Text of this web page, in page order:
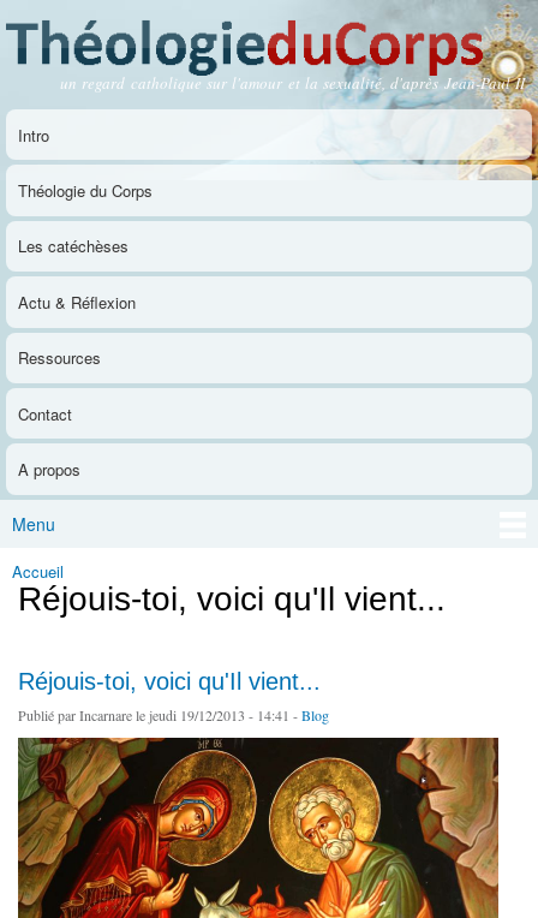
contenu
principal
Théologie du Corps
un regard catholique sur l'amour et la sexualité, d'après Jean-Paul II
Menu principal
Intro
Théologie du Corps
Les catéchèses
Actu & Réflexion
Ressources
Contact
A propos
Menu
Vous êtes ici
Accueil
Réjouis-toi, voici qu'Il vient...
Réjouis-toi, voici qu'Il vient...
Publié parIncarnarele jeudi 19/12/2013 - 14:41 -Blog